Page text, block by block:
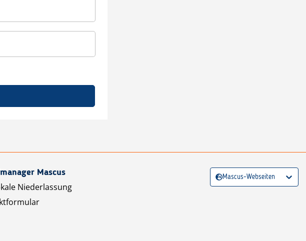
Mascus
Niederlassung
Mascus-Webseiten